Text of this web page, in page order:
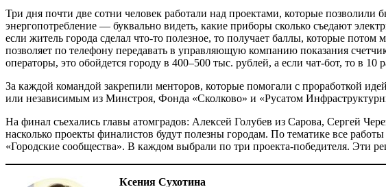
Три дня почти две сотни человек работали над проектами, которые
энергопотребление — ​буквально видеть, какие приборы сколько съедают
если житель города сделал что-то полезное, то получает баллы, которые
позволяет по телефону передавать в управляющую компанию показания
операторы, это обойдется городу в 400–500 тыс. рублей, а если чат-бот, то в 10
За каждой командой закрепили менторов, которые помогали с проработкой
или независимым из Минстроя, Фонда «Сколково» и «Русатом
На финал съехались главы атомградов: Алексей Голубев из Сарова, Сергей
насколько проекты финалистов будут полезны городам. По тематике все
«Городские сообщества». В каждом выбрали по три проекта-победителя. Эти
Ксения Сухотина